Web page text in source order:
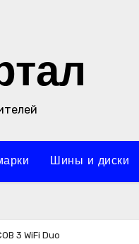
Шины и диски
3 WiFi Duo